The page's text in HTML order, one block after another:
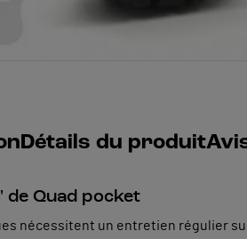
Détails du produit
de Quad pocket
nécessitent un entretien régulier